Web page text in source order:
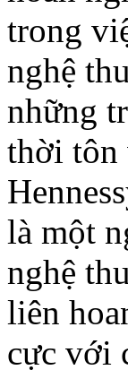
trong
nghệ
những
thời tôn
là một
nghệ
liên
cực với